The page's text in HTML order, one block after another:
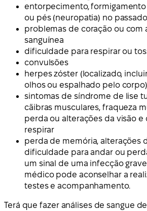
entorpecimento,
ou pés (neuropatia) no passado
problemas de coração ou com
sanguínea
dificuldade para respirar ou
convulsões
herpes zóster (localizado,
olhos ou espalhado pelo corpo)
sintomas de síndrome de lise
cãibras musculares, fraqueza
perda ou alterações da visão
respirar
perda de memória, alterações
dificuldade para andar ou
um sinal de uma infecção
médico pode aconselhar a
testes e acompanhamento.
Terá que fazer análises de sangue